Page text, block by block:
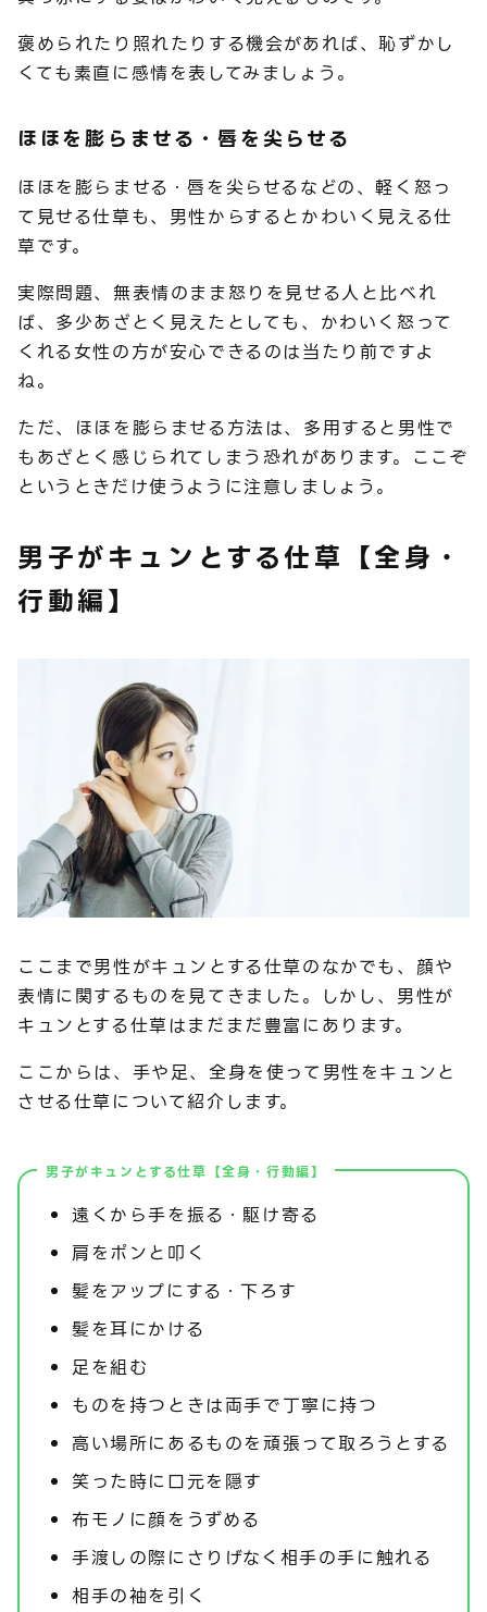
褒められたり照れたりする機会があれば、恥ずかし
くても素直に感情を表してみましょう。
ほほを膨らませる・唇を尖らせる
ほほを膨らませる・唇を尖らせるなどの、軽く怒っ
て見せる仕草も、男性からするとかわいく見える仕
草です。
実際問題、無表情のまま怒りを見せる人と比べれ
ば、多少あざとく見えたとしても、かわいく怒って
くれる女性の方が安心できるのは当たり前ですよ
ね。
ただ、ほほを膨らませる方法は、多用すると男性で
もあざとく感じられてしまう恐れがあります。ここぞ
というときだけ使うように注意しましょう。
男子がキュンとする仕草【全身・
行動編】
ここまで男性がキュンとする仕草のなかでも、顔や
表情に関するものを見てきました。しかし、男性が
キュンとする仕草はまだまだ豊富にあります。
ここからは、手や足、全身を使って男性をキュンと
させる仕草について紹介します。
男子がキュンとする仕草【全身・行動編】
遠くから手を振る・駆け寄る
肩をポンと叩く
髪をアップにする・下ろす
髪を耳にかける
足を組む
ものを持つときは両手で丁寧に持つ
高い場所にあるものを頑張って取ろうとする
笑った時に口元を隠す
布モノに顔をうずめる
手渡しの際にさりげなく相手の手に触れる
相手の袖を引く